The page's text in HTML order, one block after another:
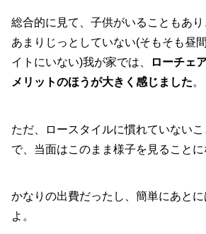
総合的に見て、子供がいることもあ
あまりじっとしていない(そもそも昼
イトにいない)我が家では、
ローチェ
メリットのほうが大きく感じました。
ただ、ロースタイルに慣れていない
で、当面はこのまま様子を見ることに
かなりの出費だったし、簡単にあと
よ。